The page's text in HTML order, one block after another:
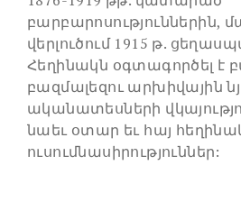
բարբարոսություններին,
վերլուծում 1915 թ.
Հեղինակն օգտագործել է
բազմալեզու արխիվային
ականատեսների
նաեւ օտար եւ հայ
ուսումնասիրություններ: